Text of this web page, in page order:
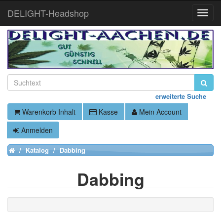
erweiterte Suche
Warenkorb Inhalt Kasse
Mein Account
Anmelden
HomeKatalog Dabbing
Dabbing
Toggle
DELIGHT-Headshop